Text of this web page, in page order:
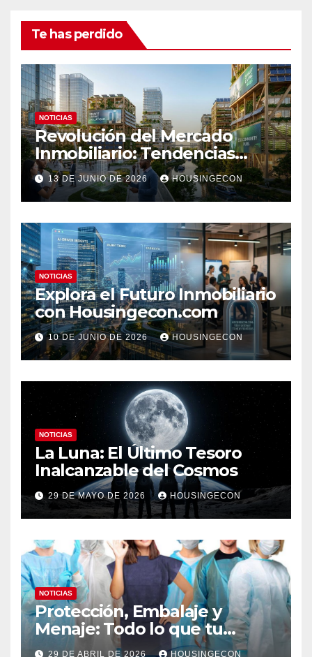
Te has perdido
NOTICIAS
Revolución del Mercado
Inmobiliario: Tendencias
Clave 2023
13 DE JUNIO DE 2026 HOUSINGECON
NOTICIAS
Explora el Futuro Inmobiliario
con Housingecon.com
10 DE JUNIO DE 2026 HOUSINGECON
NOTICIAS
La Luna: El Último Tesoro
Inalcanzable del Cosmos
29 DE MAYO DE 2026 HOUSINGECON
NOTICIAS
Protección, Embalaje y
Menaje: Todo lo que tu
negocio necesita en un solo
29 DE ABRIL DE 2026 HOUSINGECON